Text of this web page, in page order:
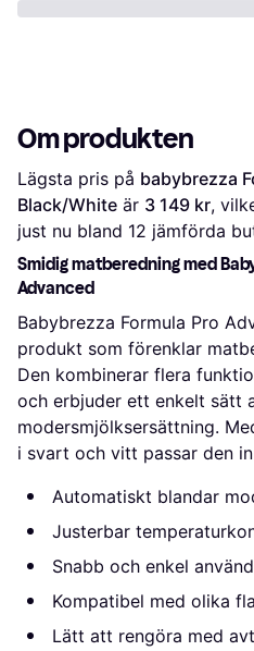
Om produkten
Lägsta pris på babybrezza
Black/White är 3 149 kr,
just nu bland 12 jämförda
Smidig matberedning med
Advanced
Babybrezza Formula Pro
produkt som förenklar
Den kombinerar flera
och erbjuder ett enkelt sätt
modersmjölksersättning.
i svart och vitt passar den
Automatiskt blandar
Justerbar
Snabb och enkel
Kompatibel med olika
Lätt att rengöra med